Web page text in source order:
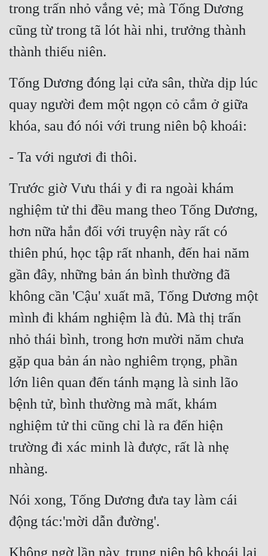
trong trấn nhỏ vắng vẻ; mà Tống Dương
cũng từ trong tã lót hài nhi, trưởng thành
thành thiếu niên.
Tống Dương đóng lại cửa sân, thừa dịp lúc
quay người đem một ngọn cỏ cắm ở giữa
khóa, sau đó nói với trung niên bộ khoái:
- Ta với ngươi đi thôi.
Trước giờ Vưu thái y đi ra ngoài khám
nghiệm tử thi đều mang theo Tống Dương,
hơn nữa hắn đối với truyện này rất có
thiên phú, học tập rất nhanh, đến hai năm
gần đây, những bản án bình thường đã
không cần 'Cậu' xuất mã, Tống Dương một
mình đi khám nghiệm là đủ. Mà thị trấn
nhỏ thái bình, trong hơn mười năm chưa
gặp qua bản án nào nghiêm trọng, phần
lớn liên quan đến tánh mạng là sinh lão
bệnh tử, bình thường mà mất, khám
nghiệm tử thi cũng chỉ là ra đến hiện
trường đi xác minh là được, rất là nhẹ
nhàng.
Nói xong, Tống Dương đưa tay làm cái
động tác:'mời dẫn đường'.
Không ngờ lần này, trung niên bộ khoái lại